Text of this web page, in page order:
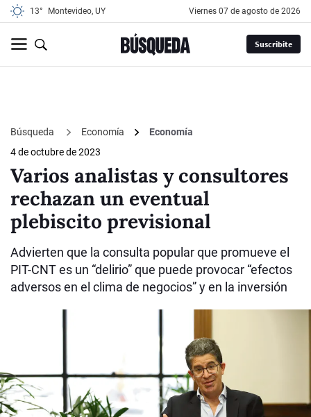
13° Montevideo, UY viernes 07 de agosto de 2026
Suscribite
Búsqueda Economía
Economía
4 de octubre de 2023
Varios analistas y consultores
rechazan un eventual
plebiscito previsional
Advierten que la consulta popular que promueve el
PIT-CNT es un “delirio” que puede provocar “efectos
adversos en el clima de negocios” y en la inversión